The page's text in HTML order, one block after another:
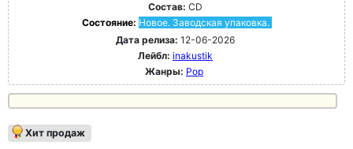
Состав: CD
Состояние: Новое. Заводская упаковка.
Дата релиза: 12-06-2026
Лейбл: inakustik
Жанры: Pop
Хит продаж